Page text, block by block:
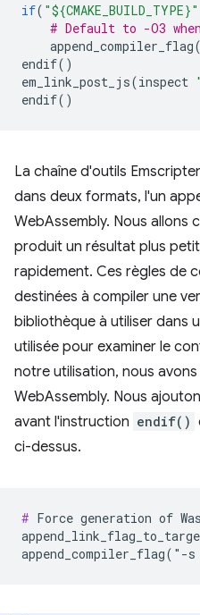
if( "${CMAKE_BUILD_TYPE}"
# Default to -O3
append_compiler_flag(
endif()
em_link_post_js(inspect
endif()
La chaîne d'outils
dans deux formats, l'un
WebAssembly. Nous allons
produit un résultat plus
rapidement. Ces règles de
destinées à compiler une
bibliothèque à utiliser dans
utilisée pour examiner le
notre utilisation, nous
WebAssembly. Nous
avant l'instruction endif()
ci-dessus.
# Force generation of